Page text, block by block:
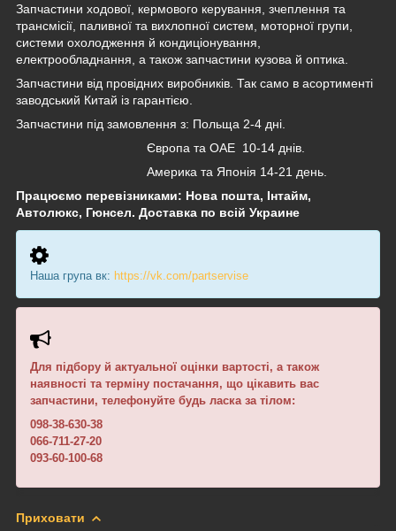
Запчастини ходової, кермового керування, зчеплення та
трансмісії, паливної та вихлопної систем, моторної групи,
системи охолодження й кондиціонування,
електрообладнання, а також запчастини кузова й оптика.
Запчастини від провідних виробників. Так само в асортименті
заводський Китай із гарантією.
Запчастини під замовлення з: Польща 2-4 дні.
Європа та ОАЕ 10-14 днів.
Америка та Японія 14-21 день.
Працюємо перевізниками: Нова пошта, Інтайм,
Автолюкс, Гюнсел. Доставка по всій Украине
Наша група вк: https://vk.com/partservise
Для підбору й актуальної оцінки вартості, а також
наявності та терміну постачання, що цікавить вас
запчастини, телефонуйте будь ласка за тілом:
098-38-630-38
066-711-27-20
093-60-100-68
Приховати